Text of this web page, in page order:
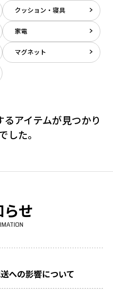
クッション・寝具
家電
マグネット
アイテムが見つかり
した。
せ
への影響について